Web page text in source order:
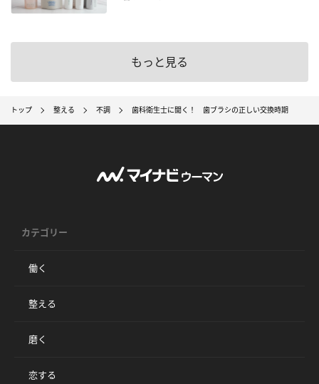
もっと見る
トップ 整える 不調 歯科衛生士に聞く！ 歯ブラシの正しい交換時期
カテゴリー
働く
整える
磨く
恋する